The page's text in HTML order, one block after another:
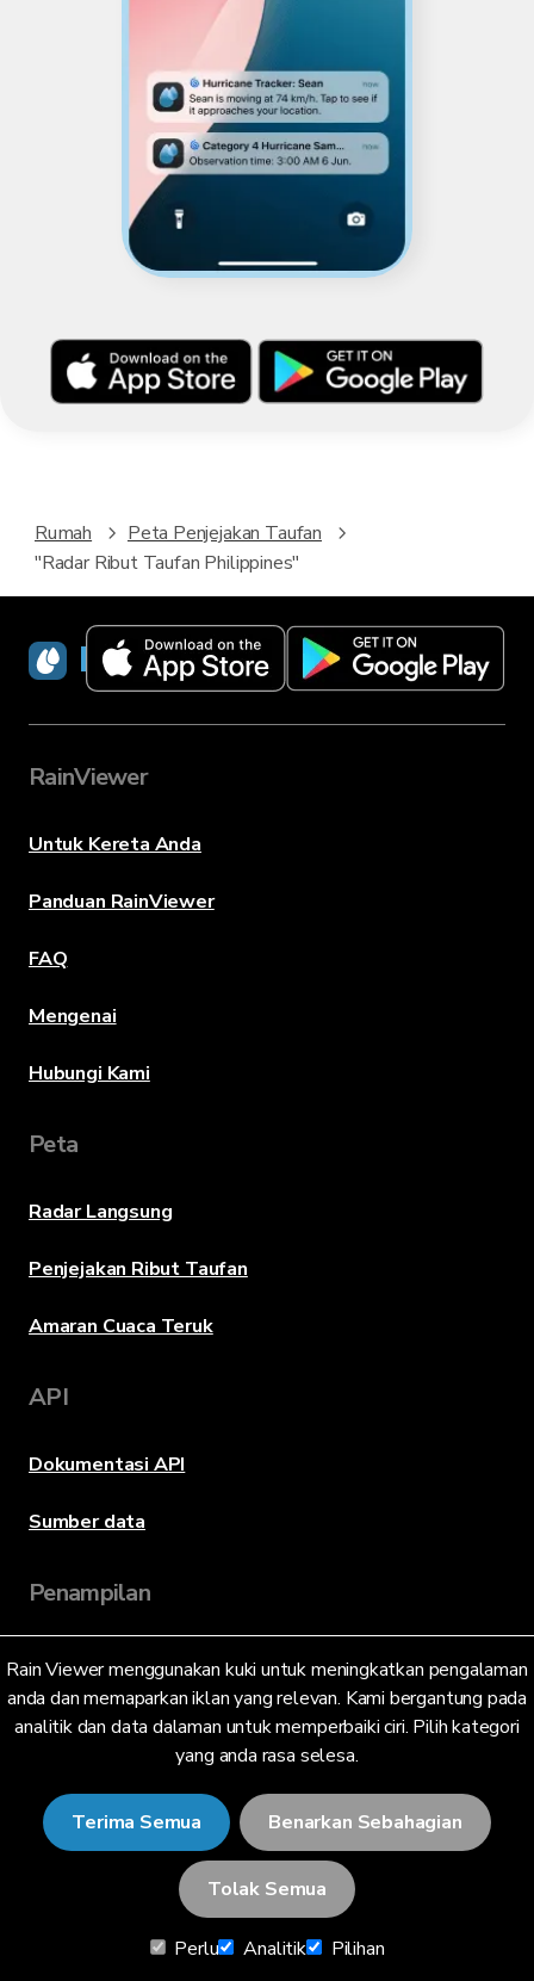
Rain Viewer menggunakan kuki untuk meningkatkan pengalaman
anda dan memaparkan iklan yang relevan. Kami bergantung pada
analitik dan data dalaman untuk memperbaiki ciri. Pilih kategori
yang anda rasa selesa.
Terima Semua Benarkan Sebahagian
Tolak Semua
Perlu Analitik Pilihan
Rumah
Peta Penjejakan Taufan
"Radar Ribut Taufan Philippines"
RainViewer
RainViewer
Untuk Kereta Anda
Panduan RainViewer
FAQ
Mengenai
Hubungi Kami
Peta
Radar Langsung
Penjejakan Ribut Taufan
Amaran Cuaca Teruk
API
Dokumentasi API
Sumber data
Penampilan
Bahasa
Bahasa Melayu (MY)
© 2026 RainViewer,MeteoLab Inc.
Terma dan Syarat